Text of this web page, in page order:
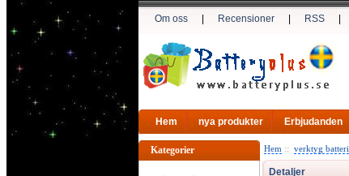
Om oss Recensioner RSS
Hem nya produkter Erbjudanden
Kategorier Hem :: verktyg batteri
Detaljer